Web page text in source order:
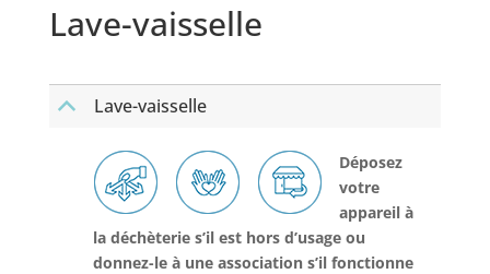
Lave-vaisselle
B Lave-vaisselle
Déposez
votre
appareil à
la déchèterie s’il est hors d’usage ou
donnez-le à une association s’il fonctionne